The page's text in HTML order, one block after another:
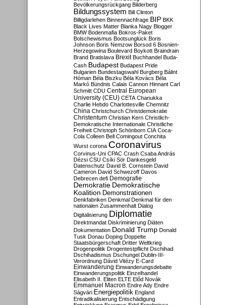
Bevölkerungsrückgang Bilderberg
Bildungssystem Bill Clinton
Billigdarlehen Binnennachfrage BIP BKK
Black Lives Matter Blanka Nagy Blogger
BMW Bodenmafia Bokros-Paket
Bolschewismus Bootsunglück Boris
Johnson Boris Nemzow Borsod 6 Bosnien-
Herzegowina Boulevard Boykott Braindrain
Brand Bratislava Brexit Buchhandel Buda-
Cash Budapest Budapest Pride
Bulgarien Bundestagswahl Burgberg Bálint
Hóman Béla Biszku Béla Kovács Béla
Markó Bündnis Calais Cannon Hinnant Carl
Schmitt CDU Central European
University (CEU) CETA Chanukka
Charlie Hebdo Charlottesville Chemnitz
China Christchurch Christdemokratie
Christentum Christian Kern Christlich-
Demokratische Internationale Christliche
Freiheit Christoph Schönborn CIA Coca-
Cola Colleen Bell Comingout Conchita
Wurst corona Coronavirus
Corvinus-Uni CPAC Crash Csaba András
Dézsi CSU Csíki Sör Dankesgeld
Datenschutz David B. Cornstein David
Cameron David Schwezoff Davos
Debrecen defi Demografie
Demokratie Demokratische
Koalition Demonstrationen
Denkfabriken Denkmal Denkmal für den
nationalen Zusammenhalt Dialog
Digitalisierung Diplomatie
Direktmandat Diskriminierung Diäten
Dokumentation Donald Trump Donald
Tusk Donau Doping Doppelte
Staatsbürgerschaft Dritter Weltkrieg
Drogenpolitik Drogentestpflicht Dschihad
Dschihadismus Dschungel Dublin-III-
Verordnung Dávid Vitézy E-Card
Einwanderung Einwanderungsdebatte
Einwanderungspolitik Einzelhandel
Elisabeth II. Eliten ELTE Előd Novák
Emmanuel Macron Endre Ady Endre
Ságvári Energiepolitik England
Entradikalisierung Entschädigung